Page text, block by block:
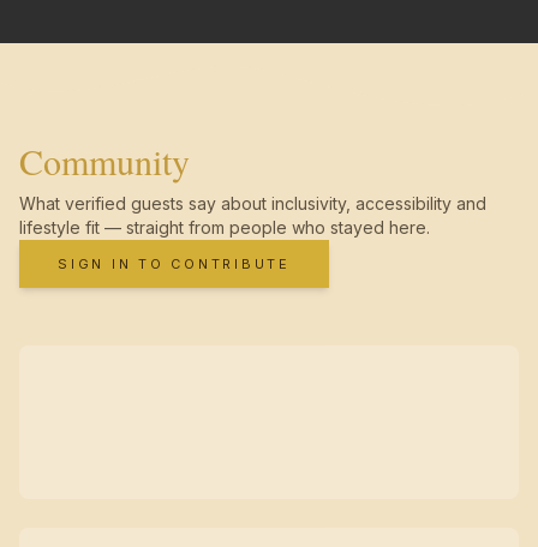
Community
What verified guests say about inclusivity, accessibility and
lifestyle fit — straight from people who stayed here.
SIGN IN TO CONTRIBUTE